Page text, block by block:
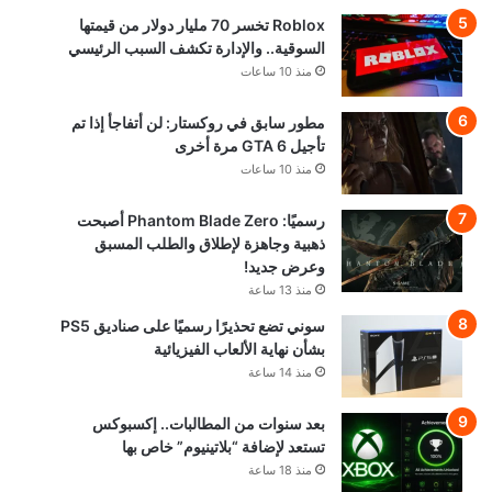
Roblox تخسر 70 مليار دولار من قيمتها
السوقية.. والإدارة تكشف السبب الرئيسي
منذ 10 ساعات
مطور سابق في روكستار: لن أتفاجأ إذا تم
تأجيل GTA 6 مرة أخرى
منذ 10 ساعات
رسميًا: Phantom Blade Zero أصبحت
ذهبية وجاهزة لإطلاق والطلب المسبق
وعرض جديد!
منذ 13 ساعة
سوني تضع تحذيرًا رسميًا على صناديق PS5
بشأن نهاية الألعاب الفيزيائية
منذ 14 ساعة
بعد سنوات من المطالبات.. إكسبوكس
تستعد لإضافة “بلاتينيوم” خاص بها
منذ 18 ساعة